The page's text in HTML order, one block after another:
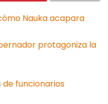
Nauka acapara
protagoniza la
de funcionarios